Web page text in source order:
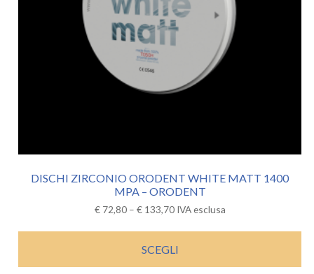
DISCHI ZIRCONIO ORODENT WHITE MATT 1400
MPA – ORODENT
€72,80– €133,70 IVA esclusa
SCEGLI